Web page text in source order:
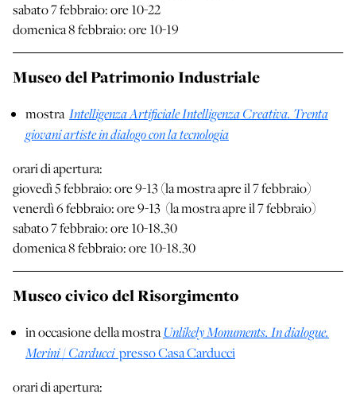
sabato 7 febbraio: ore 10-22
domenica 8 febbraio: ore 10-19
Museo del Patrimonio Industriale
mostra Intelligenza Artificiale Intelligenza Creativa. Trenta
giovani artiste in dialogo con la tecnologia
orari di apertura:
giovedì 5 febbraio: ore 9-13 (la mostra apre il 7 febbraio)
venerdì 6 febbraio: ore 9-13 (la mostra apre il 7 febbraio)
sabato 7 febbraio: ore 10-18.30
domenica 8 febbraio: ore 10-18.30
Museo civico del Risorgimento
in occasione della mostraUnlikely Monuments. In dialogue.
Merini / Carduccipresso Casa Carducci
orari di apertura: